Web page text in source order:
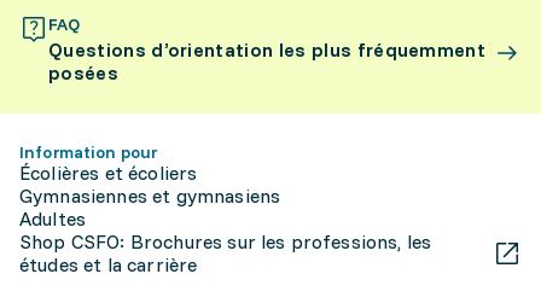
FAQ
Questions d’orientation les plus fréquemment
posées
Information pour
Écolières et écoliers
Gymnasiennes et gymnasiens
Adultes
Shop CSFO: Brochures sur les professions, les
études et la carrière